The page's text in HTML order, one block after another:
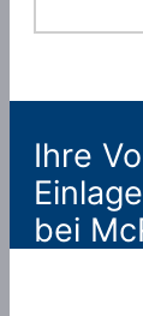
Ihre
bei